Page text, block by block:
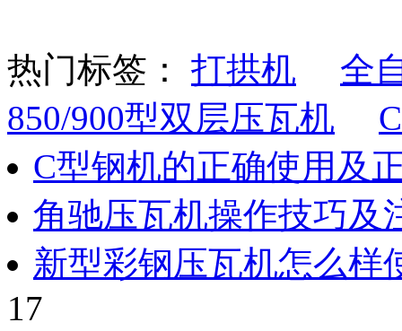
热门标签： 打拱机
全
850/900型双层压瓦机
C型钢机的正确使用及
角驰压瓦机操作技巧及
新型彩钢压瓦机怎么样
17